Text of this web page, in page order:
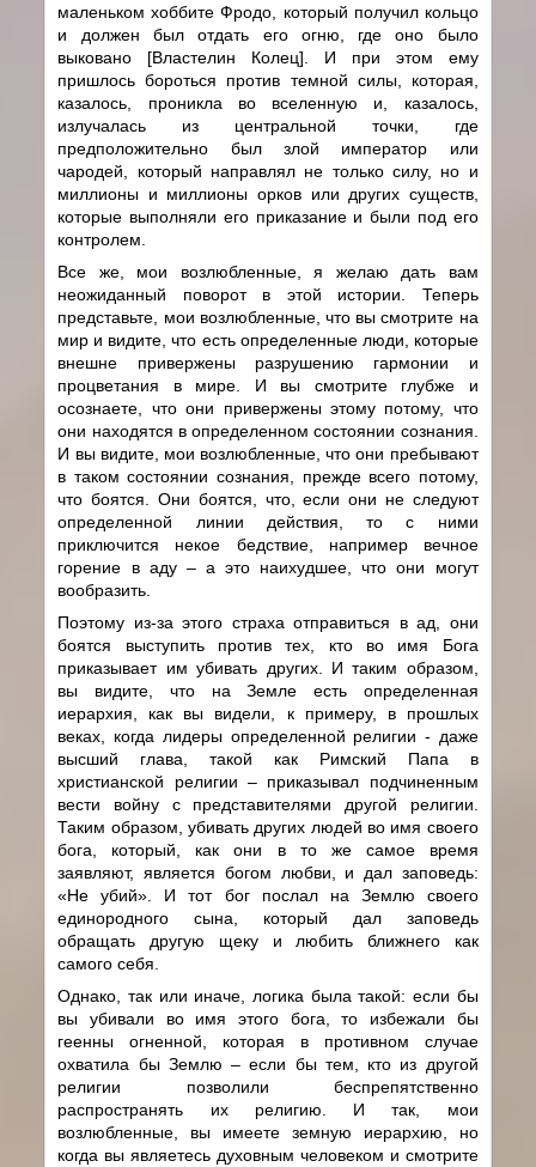
маленьком хоббите Фродо, который получил кольцо
и должен был отдать его огню, где оно было
выковано [Властелин Колец]. И при этом ему
пришлось бороться против темной силы, которая,
казалось, проникла во вселенную и, казалось,
излучалась из центральной точки, где
предположительно был злой император или
чародей, который направлял не только силу, но и
миллионы и миллионы орков или других существ,
которые выполняли его приказание и были под его
контролем.
Все же, мои возлюбленные, я желаю дать вам
неожиданный поворот в этой истории. Теперь
представьте, мои возлюбленные, что вы смотрите на
мир и видите, что есть определенные люди, которые
внешне привержены разрушению гармонии и
процветания в мире. И вы смотрите глубже и
осознаете, что они привержены этому потому, что
они находятся в определенном состоянии сознания.
И вы видите, мои возлюбленные, что они пребывают
в таком состоянии сознания, прежде всего потому,
что боятся. Они боятся, что, если они не следуют
определенной линии действия, то с ними
приключится некое бедствие, например вечное
горение в аду – а это наихудшее, что они могут
вообразить.
Поэтому из-за этого страха отправиться в ад, они
боятся выступить против тех, кто во имя Бога
приказывает им убивать других. И таким образом,
вы видите, что на Земле есть определенная
иерархия, как вы видели, к примеру, в прошлых
веках, когда лидеры определенной религии - даже
высший глава, такой как Римский Папа в
христианской религии – приказывал подчиненным
вести войну с представителями другой религии.
Таким образом, убивать других людей во имя своего
бога, который, как они в то же самое время
заявляют, является богом любви, и дал заповедь:
«Не убий». И тот бог послал на Землю своего
единородного сына, который дал заповедь
обращать другую щеку и любить ближнего как
самого себя.
Однако, так или иначе, логика была такой: если бы
вы убивали во имя этого бога, то избежали бы
геенны огненной, которая в противном случае
охватила бы Землю – если бы тем, кто из другой
религии позволили беспрепятственно
распространять их религию. И так, мои
возлюбленные, вы имеете земную иерархию, но
когда вы являетесь духовным человеком и смотрите